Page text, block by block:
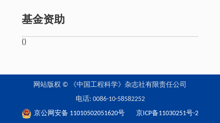
基金资助
()
网站版权 © 《中国工程科学》杂志社有限责任公司
电话: 0086-10-58582252
京公网安备 11010502051620号
京ICP备11030251号-2